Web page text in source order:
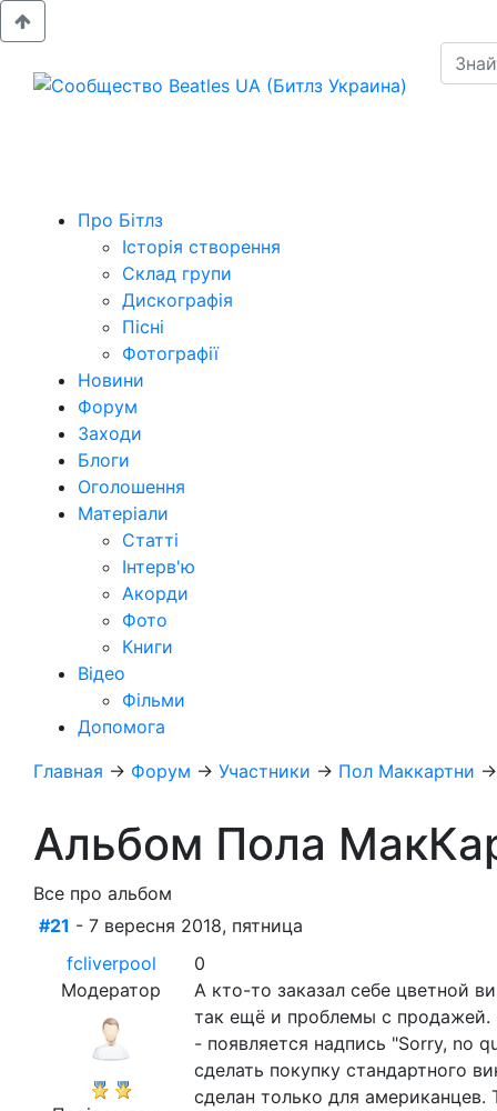
Про Бітлз
Історія створення
Склад групи
Дискографія
Пісні
Фотографії
Новини
Форум
Заходи
Блоги
Оголошення
Матеріали
Статті
Інтерв'ю
Акорди
Фото
Книги
Відео
Фільми
Допомога
Главная → Форум → Участники → Пол Маккартни
Альбом Пола
Все про альбом
#21 - 7 вересня 2018, пятница
fcliverpool
Модератор
0
А кто-то заказал себе цветной
так ещё и проблемы с продажей.
- появляется надпись "Sorry, no
сделать покупку стандартного
сделан только для американцев.